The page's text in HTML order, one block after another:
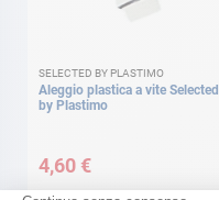
SELECTED BY PLASTIMO
Aleggio plastica a vite Selected
by Plastimo
4,60 €